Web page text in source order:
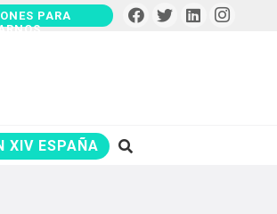
PARA
XIV ESPAÑA